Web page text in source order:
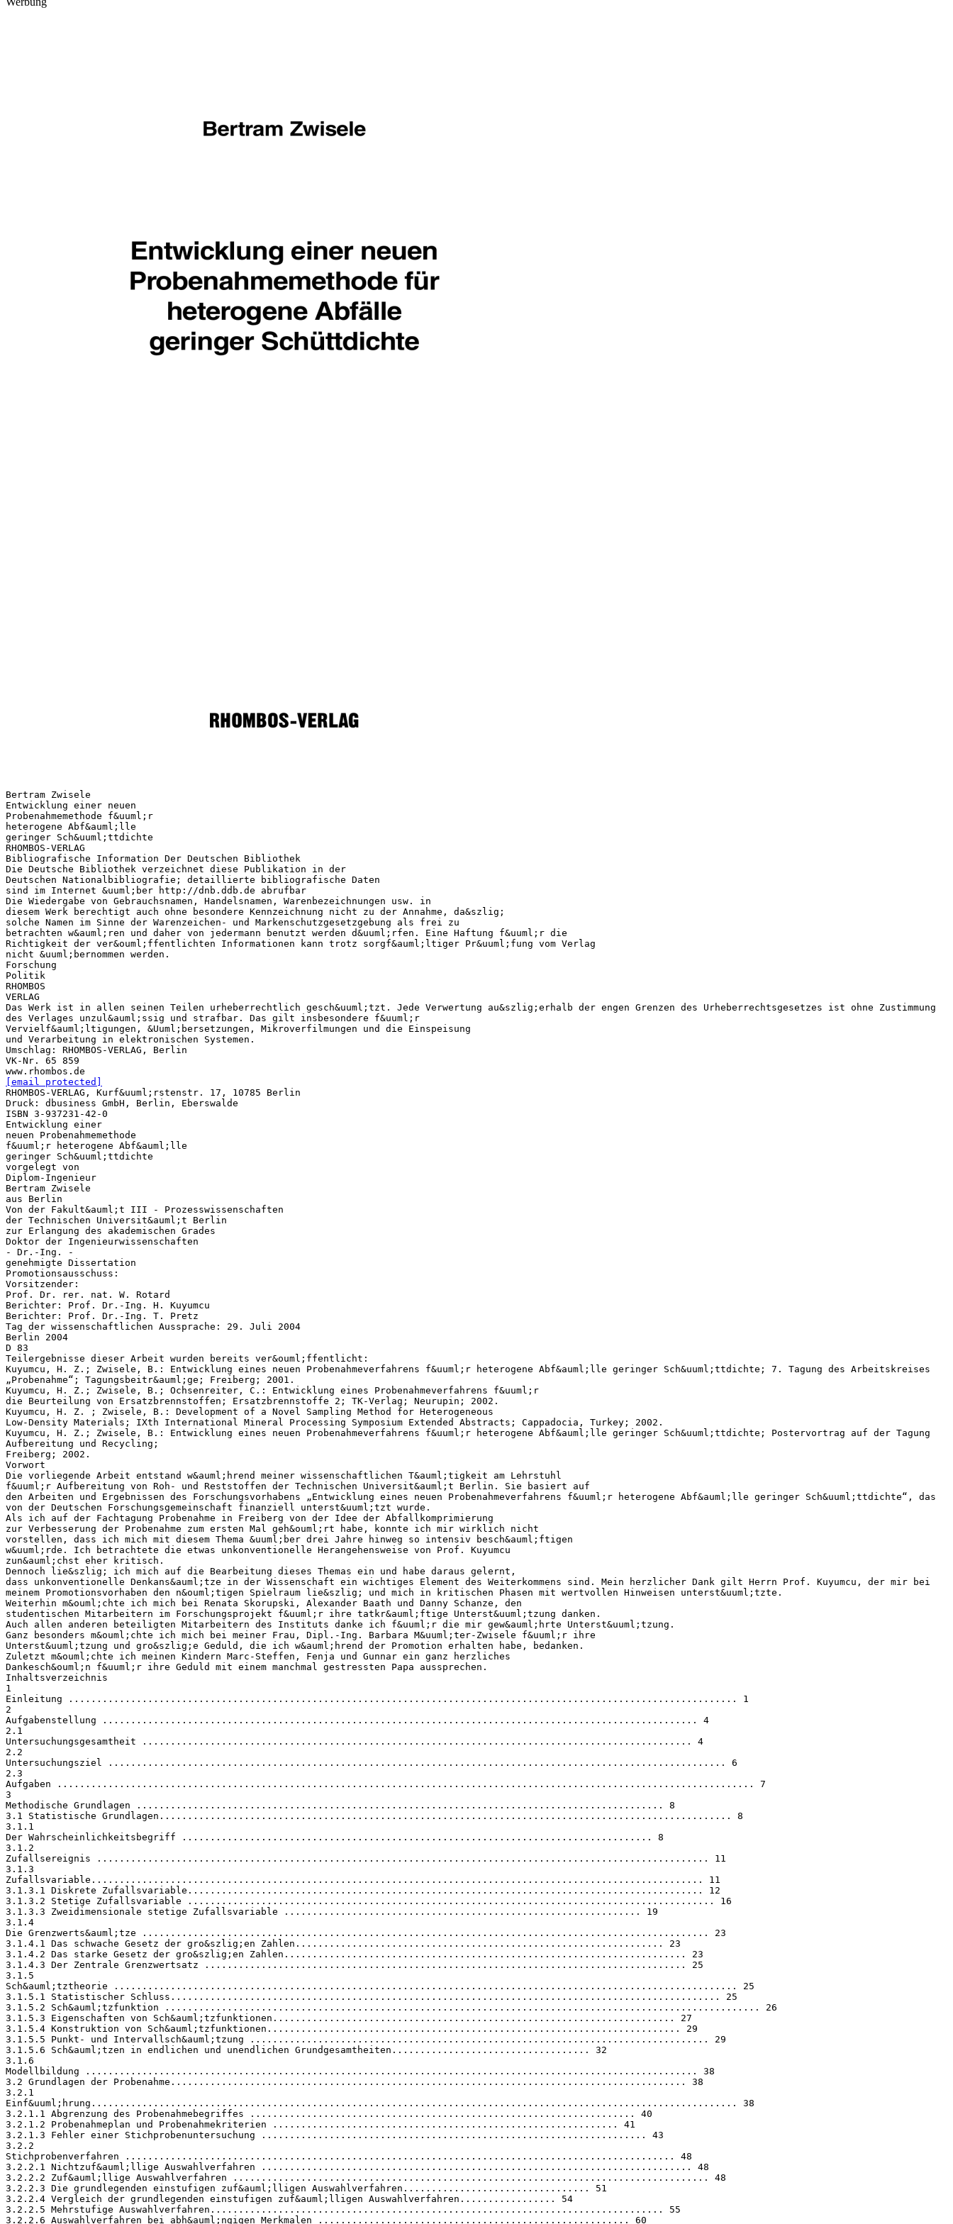
Bertram Zwisele
Entwicklung einer neuen
Probenahmemethode f&uuml;r
heterogene Abf&auml;lle
geringer Sch&uuml;ttdichte
RHOMBOS-VERLAG
Bibliografische Information Der Deutschen Bibliothek
Die Deutsche Bibliothek verzeichnet diese Publikation in der
Deutschen Nationalbibliografie; detaillierte bibliografische Daten
sind im Internet &uuml;ber http://dnb.ddb.de abrufbar
Die Wiedergabe von Gebrauchsnamen, Handelsnamen, Warenbezeichnungen usw. in
diesem Werk berechtigt auch ohne besondere Kennzeichnung nicht zu der Annahme, da&szlig;
solche Namen im Sinne der Warenzeichen- und Markenschutzgesetzgebung als frei zu
betrachten w&auml;ren und daher von jedermann benutzt werden d&uuml;rfen. Eine Haftung f&uuml;r die
Richtigkeit der ver&ouml;ffentlichten Informationen kann trotz sorgf&auml;ltiger Pr&uuml;fung vom Verlag
nicht &uuml;bernommen werden.
Forschung
Politik
RHOMBOS
VERLAG
Das Werk ist in allen seinen Teilen urheberrechtlich gesch&uuml;tzt. Jede Verwertung au&szlig;erhalb der engen Grenzen des Urheberrechtsgesetzes ist ohne Zustimmung
des Verlages unzul&auml;ssig und strafbar. Das gilt insbesondere f&uuml;r
Vervielf&auml;ltigungen, &Uuml;bersetzungen, Mikroverfilmungen und die Einspeisung
und Verarbeitung in elektronischen Systemen.
Umschlag: RHOMBOS-VERLAG, Berlin
VK-Nr. 65 859
[email protected]